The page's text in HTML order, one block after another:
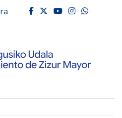
de
facebook
twitter
youtube